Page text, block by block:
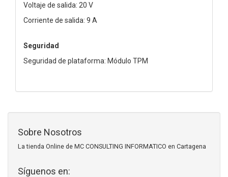
Voltaje de salida: 20 V
Corriente de salida: 9 A
Seguridad
Seguridad de plataforma: Módulo TPM
Sobre Nosotros
La tienda Online de MC CONSULTING INFORMATICO en Cartagena
Síguenos en: